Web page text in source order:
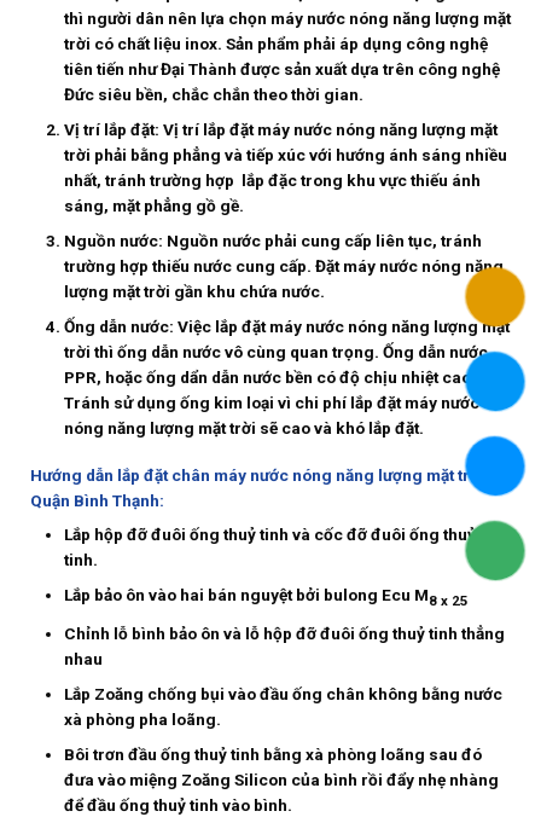
thì người dân nên lựa chọn máy nước nóng năng lượng mặt
trời có chất liệu inox. Sản phẩm phải áp dụng công nghệ
tiên tiến như Đại Thành được sản xuất dựa trên công nghệ
Đức siêu bền, chắc chắn theo thời gian.
Vị trí lắp đặt: Vị trí lắp đặt máy nước nóng năng lượng mặt
trời phải bằng phẳng và tiếp xúc với hướng ánh sáng nhiều
nhất, tránh trường hợp lắp đặc trong khu vực thiếu ánh
sáng, mặt phẳng gồ gề.
Nguồn nước: Nguồn nước phải cung cấp liên tục, tránh
trường hợp thiếu nước cung cấp. Đặt máy nước nóng năng
lượng mặt trời gần khu chứa nước.
Ống dẫn nước: Việc lắp đặt máy nước nóng năng lượng mặt
trời thì ống dẫn nước vô cùng quan trọng. Ống dẫn nước
PPR, hoặc ống dẩn dẫn nước bền có độ chịu nhiệt cao.
Tránh sử dụng ống kim loại vì chi phí lắp đặt máy nước
nóng năng lượng mặt trời sẽ cao và khó lắp đặt.
Hướng dẫn lắp đặt chân máy nước nóng năng lượng mặt trời tại
Quận Bình Thạnh:
Lắp hộp đỡ đuôi ống thuỷ tinh và cốc đỡ đuôi ống thuỷ
tinh.
Lắp bảo ôn vào hai bán nguyệt bởi bulong Ecu M8 x 25
Chỉnh lỗ bình bảo ôn và lỗ hộp đỡ đuôi ống thuỷ tinh thẳng
nhau
Lắp Zoăng chống bụi vào đầu ống chân không bằng nước
xà phòng pha loãng.
Bôi trơn đầu ống thuỷ tinh bằng xà phòng loãng sau đó
đưa vào miệng Zoăng Silicon của bình rồi đẩy nhẹ nhàng
để đầu ống thuỷ tinh vào bình.